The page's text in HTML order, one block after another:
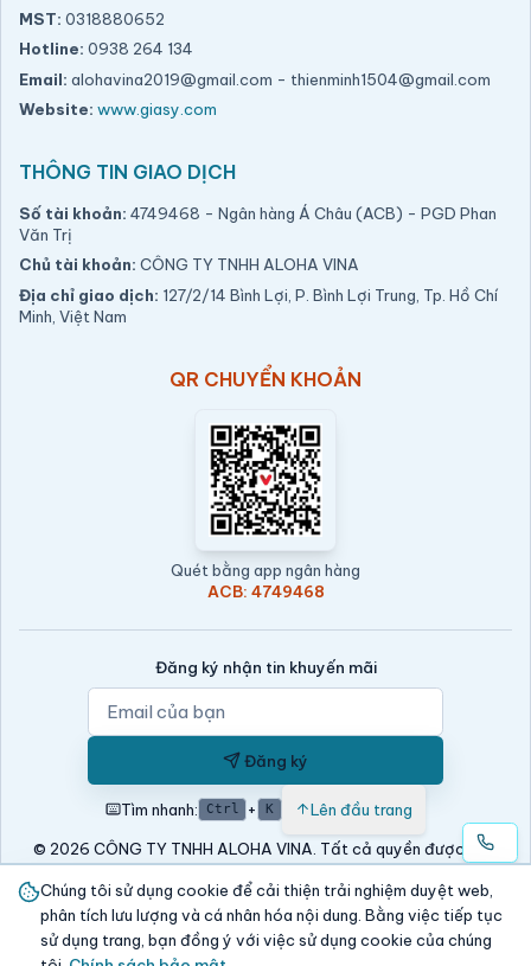
MST: 0318880652
Hotline: 0938 264 134
Email: alohavina2019@gmail.com - thienminh1504@gmail.com
Website: www.giasy.com
THÔNG TIN GIAO DỊCH
Số tài khoản: 4749468 - Ngân hàng Á Châu (ACB) - PGD Phan
Văn Trị
Chủ tài khoản: CÔNG TY TNHH ALOHA VINA
Địa chỉ giao dịch: 127/2/14 Bình Lợi, P. Bình Lợi Trung, Tp. Hồ Chí
Minh, Việt Nam
QR CHUYỂN KHOẢN
Quét bằng app ngân hàng
ACB: 4749468
Đăng ký nhận tin khuyến mãi
Đăng ký
Tìm nhanh: Ctrl + K Lên đầu trang
© 2026 CÔNG TY TNHH ALOHA VINA. Tất cả quyền được bảo
lưu.
Website này được viết bởi Lương Thanh Nhàn— 0904 290 757
Chúng tôi sử dụng cookie để cải thiện trải nghiệm duyệt web,
phân tích lưu lượng và cá nhân hóa nội dung. Bằng việc tiếp tục
sử dụng trang, bạn đồng ý với việc sử dụng cookie của chúng